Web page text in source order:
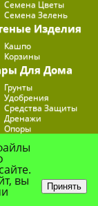
Семена Цветы
Семена Зелень
Изделия
Кашпо
Корзины
Для Дома
Грунты
Удобрения
Средства Защиты
Дренажи
Опоры
Подставки для Цветов
вы Принять